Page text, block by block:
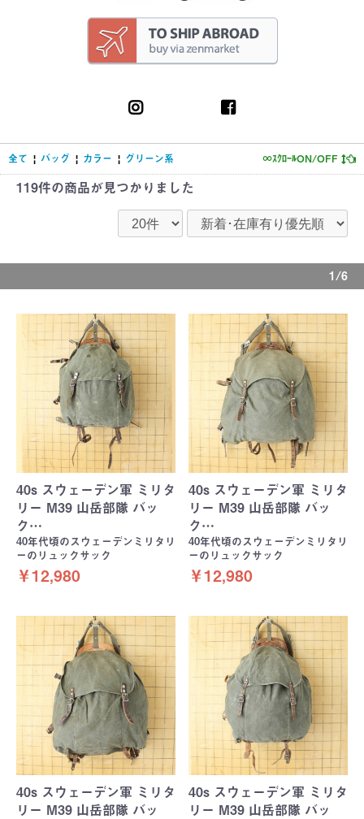
全て | バッグ | カラー | グリーン系 ∞ｽｸﾛｰﾙON/OFF
119件の商品が見つかりました
1/6
40s スウェーデン軍 ミリタ
リー M39 山岳部隊 バッ
ク…
40年代頃のスウェーデンミリタリ
ーのリュックサック
￥12,980
40s スウェーデン軍 ミリタ
リー M39 山岳部隊 バッ
ク…
40年代頃のスウェーデンミリタリ
ーのリュックサック
￥12,980
40s スウェーデン軍 ミリタ
リー M39 山岳部隊 バッ
40s スウェーデン軍 ミリタ
リー M39 山岳部隊 バッ